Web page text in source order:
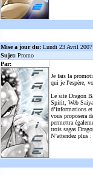
Mise a jour du: Lundi 23 Avril 2007
Sujet: Promo
Par:
Je fais la
qui je l'espère,
Le site Dragon
Spirit, Web
d’informations
vous proposera
permettra
trois sagas
N’attendez plus :